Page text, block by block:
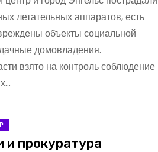
летательных аппаратов, есть
объекты социальной
домовладения.
взято на контроль соблюдение
и прокуратура